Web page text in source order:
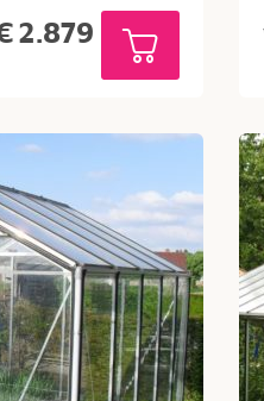
2.879Prijsklasse:
€2.250